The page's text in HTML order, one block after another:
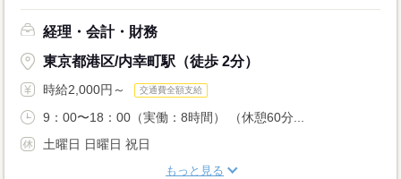
経理・会計・財務
東京都港区/内幸町駅（徒歩 2分）
時給2,000円～ 交通費全額支給
9：00〜18：00（実働：8時間） （休憩60分...
土曜日 日曜日 祝日
もっと見る